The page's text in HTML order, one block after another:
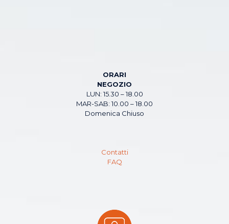
ORARI
NEGOZIO
LUN: 15.30 – 18.00
MAR-SAB: 10.00 – 18.00
Domenica Chiuso
Contatti
FAQ